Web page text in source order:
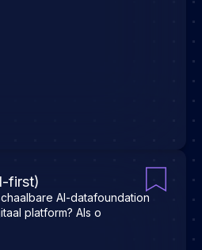
first)
AI-datafoundation
platform? Als o